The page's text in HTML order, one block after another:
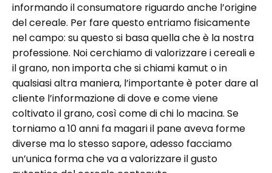
informando il consumatore riguardo anche l’origine
del cereale. Per fare questo entriamo fisicamente
nel campo: su questo si basa quella che è la nostra
professione. Noi cerchiamo di valorizzare i cereali e
il grano, non importa che si chiami kamut o in
qualsiasi altra maniera, l’importante è poter dare al
cliente l’informazione di dove e come viene
coltivato il grano, così come di chi lo macina. Se
torniamo a 10 anni fa magari il pane aveva forme
diverse ma lo stesso sapore, adesso facciamo
un’unica forma che va a valorizzare il gusto